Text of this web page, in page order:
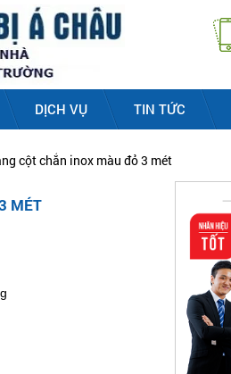
DỊCH VỤ TIN TỨC
cột chắn inox màu đỏ 3 mét
MÉT